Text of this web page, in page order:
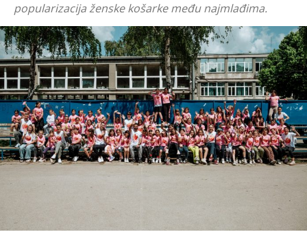
popularizacija ženske košarke među najmlađima.